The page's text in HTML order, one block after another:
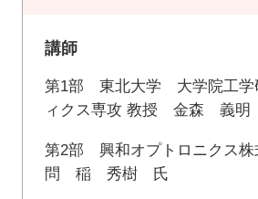
講師
第1部 東北大学 大学院工学
ィクス専攻 教授 金森 義
第2部 興和オプトロニクス
問 稲 秀樹 氏